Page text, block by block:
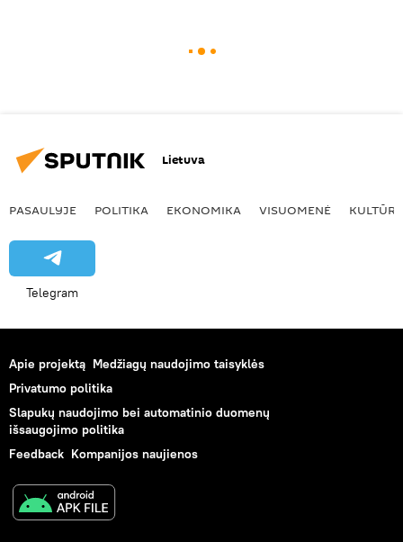
Lietuva
PASAULYJE POLITIKA EKONOMIKA VISUOMENĖ KULTŪRA
Telegram
Apie projektą Medžiagų naudojimo taisyklės
Privatumo politika
Slapukų naudojimo bei automatinio duomenų
išsaugojimo politika
Feedback Kompanijos naujienos